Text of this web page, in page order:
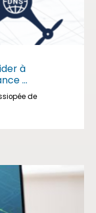
à
...
de